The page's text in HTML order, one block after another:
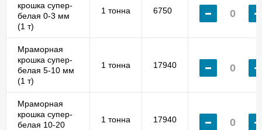
крошка супер-
белая 0-3 мм
(1 т)
1 тонна 6750
Мраморная
крошка супер-
белая 5-10 мм
(1 т)
1 тонна 17940
Мраморная
крошка супер-
белая 10-20
1 тонна 17940